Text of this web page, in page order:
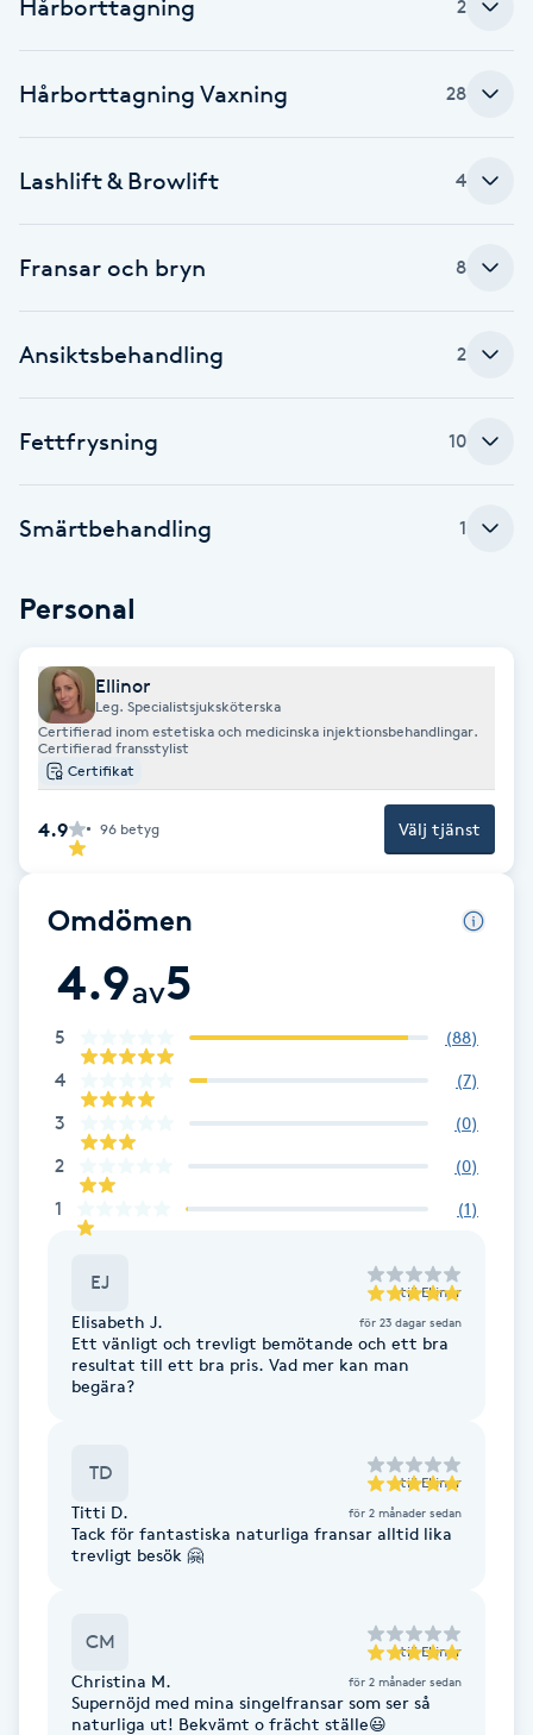
Fotsvamp
Fotvård
Fransborttagning
Fransförlängning
Fransförlängning Volym
Fransrengöring
Frekvensterapi
Friskvård
Friskvårdsmassage
Föning
Gel naglar
Gellack
Gellack med förstärkning
Gravidyoga
Gua Sha-massage
Hårborttagning 2
Hårborttagning Vaxning 28
Lashlift & Browlift 4
Fransar och bryn 8
Ansiktsbehandling 2
Fettfrysning 10
Smärtbehandling 1
Personal
Ellinor
Leg. Specialistsjuksköterska
Certifierad inom estetiska och medicinska injektionsbehandlingar.
Certifierad fransstylist
Certifikat
4.9 96 betyg Välj tjänst
Omdömen
4.9av5
5 (88)
4 (7)
3 (0)
2 (0)
1 (1)
EJ till Ellinor
Elisabeth J. för 23 dagar sedan
Ett vänligt och trevligt bemötande och ett bra
resultat till ett bra pris. Vad mer kan man
begära?
TD till Ellinor
Titti D. för 2 månader sedan
Tack för fantastiska naturliga fransar alltid lika
trevligt besök 🤗
CM till Ellinor
Christina M. för 2 månader sedan
Supernöjd med mina singelfransar som ser så
naturliga ut! Bekvämt o frächt ställe😃